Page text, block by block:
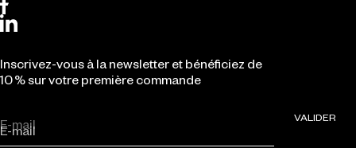
Inscrivez-vous à la newsletter et bénéficiez de
10 % sur votre première commande
E-mail
VALIDER